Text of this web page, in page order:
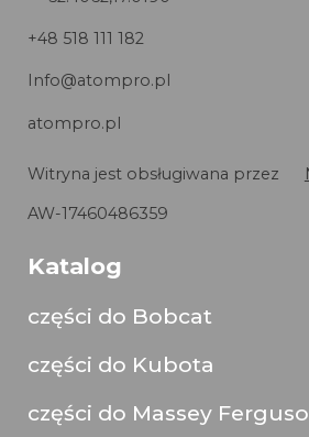
+48 518 111 182
Info@atompro.pl
atompro.pl
Witryna jest obsługiwana przez
AW-17460486359
Katalog
części do Bobcat
części do Kubota
części do Massey